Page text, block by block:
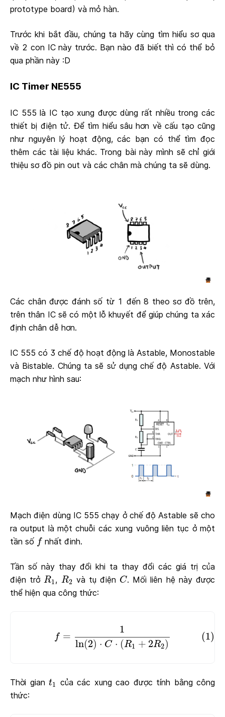
prototype board) và mỏ hàn.
Trước khi bắt đầu, chúng ta hãy cùng tìm hiểu sơ qua
về 2 con IC này trước. Bạn nào đã biết thì có thể bỏ
qua phần này :D
IC Timer NE555
IC 555 là IC tạo xung được dùng rất nhiều trong các
thiết bị điện tử. Để tìm hiểu sâu hơn về cấu tạo cũng
như nguyên lý hoạt động, các bạn có thể tìm đọc
thêm các tài liệu khác. Trong bài này mình sẽ chỉ giới
thiệu sơ đồ pin out và các chân mà chúng ta sẽ dùng.
Các chân được đánh số từ 1 đến 8 theo sơ đồ trên,
trên thân IC sẽ có một lỗ khuyết để giúp chúng ta xác
định chân dễ hơn.
IC 555 có 3 chế độ hoạt động là Astable, Monostable
và Bistable. Chúng ta sẽ sử dụng chế độ Astable. Với
mạch như hình sau:
Mạch điện dùng IC 555 chạy ở chế độ Astable sẽ cho
ra output là một chuỗi các xung vuông liên tục ở một
tần số f
f nhất đinh.
Tần số này thay đổi khi ta thay đổi các giá trị của
điện trởR1
R1 , R2
R2 và tụ điện C
C. Mối liên hệ này được
thể hiện qua công thức:
f =
1
ln(2) ⋅ C ⋅ (R1 + 2R2)
(1)
C
Thời giant1
t1 của các xung cao được tính bằng công
thức: